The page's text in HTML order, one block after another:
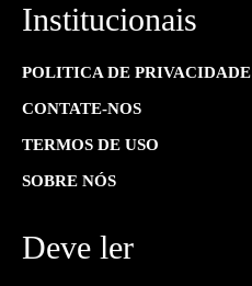
Institucionais
POLITICA DE PRIVACIDADE
CONTATE-NOS
TERMOS DE USO
SOBRE NÓS
Deve ler